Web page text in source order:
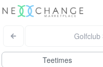
Teetimes